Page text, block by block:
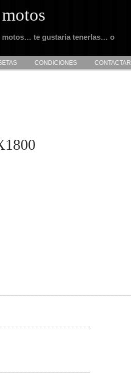
motos… te gustaria tenerlas… o
CONDICIONES CONTACTAR